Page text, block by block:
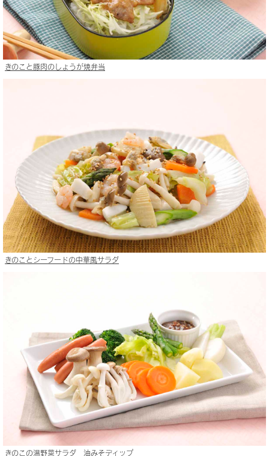
きのこと豚肉のしょうが焼弁当
きのことシーフードの中華風サラダ
きのこの温野菜サラダ 油みそディップ